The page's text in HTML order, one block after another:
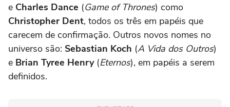
e Charles Dance (Game of Thrones) como
Christopher Dent, todos os três em papéis que
carecem de confirmação. Outros novos nomes no
universo são: Sebastian Koch (A Vida dos Outros)
e Brian Tyree Henry(Eternos), em papéis a serem
definidos.